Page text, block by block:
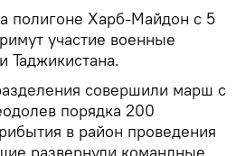
полигоне Харб-Майдон с 5
участие военные
Таджикистана.
совершили марш с
порядка 200
в район проведения
развернули командные